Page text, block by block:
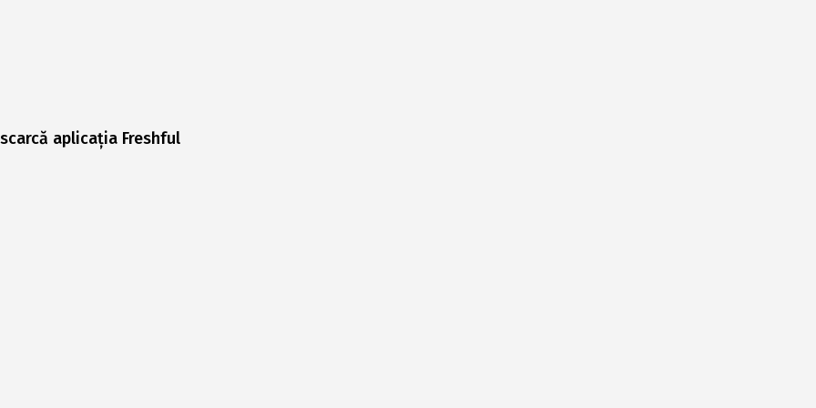
aplicația Freshful